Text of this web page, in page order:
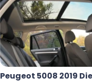
Peugeot 5008 2019